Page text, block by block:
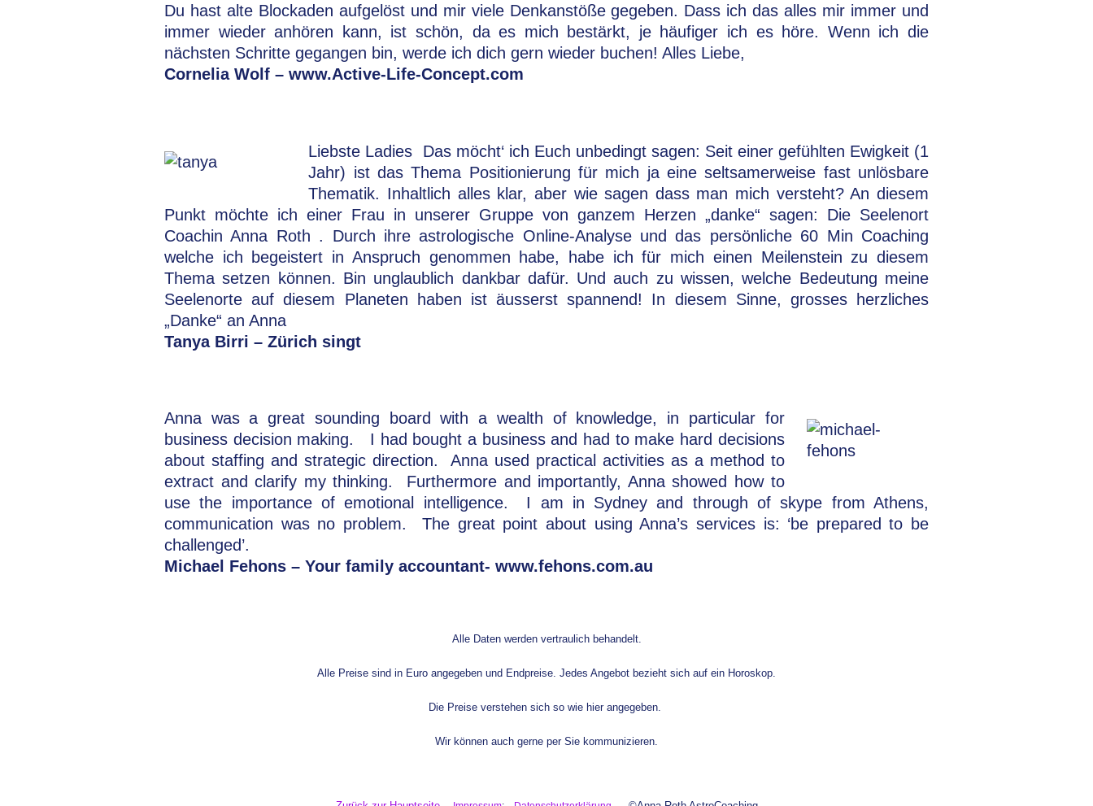
Du hast alte Blockaden aufgelöst und mir viele Denkanstöße gegeben. Dass ich das alles mir immer und
immer wieder anhören kann, ist schön, da es mich bestärkt, je häufiger ich es höre. Wenn ich die
nächsten Schritte gegangen bin, werde ich dich gern wieder buchen! Alles Liebe,
Cornelia Wolf – www.Active-Life-Concept.com
Liebste Ladies
Das möcht‘ ich Euch unbedingt sagen: Seit einer gefühlten Ewigkeit (1
Jahr) ist das Thema Positionierung für mich ja eine seltsamerweise fast unlösbare
Thematik. Inhaltlich alles klar, aber wie sagen dass man mich versteht? An diesem
Punkt möchte ich einer Frau in unserer Gruppe von ganzem Herzen „danke“ sagen: Die Seelenort
Coachin Anna Roth . Durch ihre astrologische Online-Analyse und das persönliche 60 Min Coaching
welche ich begeistert in Anspruch genommen habe, habe ich für mich einen Meilenstein zu diesem
Thema setzen können. Bin unglaublich dankbar dafür. Und auch zu wissen, welche Bedeutung meine
Seelenorte auf diesem Planeten haben ist äusserst spannend! In diesem Sinne, grosses herzliches
„Danke“ an Anna
Tanya Birri – Zürich singt
Anna was a great sounding board with a wealth of knowledge, in particular for
business decision making. I had bought a business and had to make hard decisions
about staffing and strategic direction. Anna used practical activities as a method to
extract and clarify my thinking. Furthermore and importantly, Anna showed how to
use the importance of emotional intelligence. I am in Sydney and through of skype from Athens,
communication was no problem. The great point about using Anna’s services is: ‘be prepared to be
challenged’.
Michael Fehons – Your family accountant- www.fehons.com.au
Alle Daten werden vertraulich behandelt.
Alle Preise sind in Euro angegeben und Endpreise. Jedes Angebot bezieht sich auf ein Horoskop.
Die Preise verstehen sich so wie hier angegeben.
Wir können auch gerne per Sie kommunizieren.